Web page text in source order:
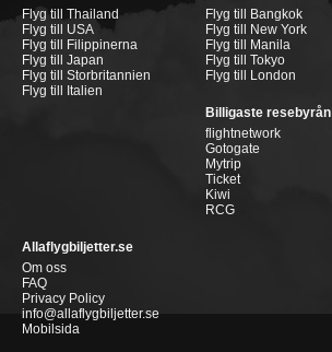
Flyg till Thailand
Flyg till USA
Flyg till Filippinerna
Flyg till Japan
Flyg till Storbritannien
Flyg till Italien
Flyg till Bangkok
Flyg till New York
Flyg till Manila
Flyg till Tokyo
Flyg till London
Billigaste resebyrån
flightnetwork
Gotogate
Mytrip
Ticket
Kiwi
RCG
Allaflygbiljetter.se
Om oss
FAQ
Privacy Policy
info@allaflygbiljetter.se
Mobilsida